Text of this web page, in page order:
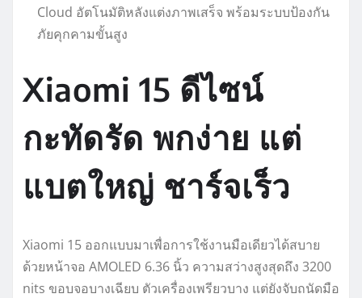
Cloud อัตโนมัติหลังแต่งภาพเสร็จ พร้อมระบบป้องกัน
ภัยคุกคามขั้นสูง
Xiaomi 15 ดีไซน์
กะทัดรัด พกง่าย แต่
แบตใหญ่ ชาร์จเร็ว
Xiaomi 15 ออกแบบมาเพื่อการใช้งานมือเดียวได้สบาย
ด้วยหน้าจอ AMOLED 6.36 นิ้ว ความสว่างสูงสุดถึง 3200
nits ขอบจอบางเฉียบ ตัวเครื่องเพรียวบาง แต่ยังจับถนัดมือ